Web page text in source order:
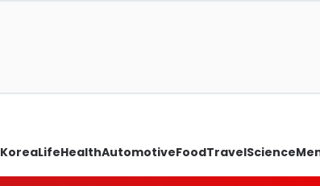
KoreaLifeHealthAutomotiveFoodTravelScience